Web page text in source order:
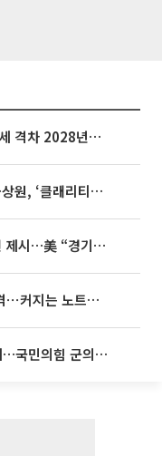
종부세 개편에도…1·3주택 종부세 격차 2028년부터 확대
미국, 가상자산 포괄 규제 속도…상원, ‘클래리티법’ 9월 절차투표 추진
이란, 미국에 호르무즈 합의 조건 제시…美 “경기 아직 안 끝나” [종합]
맥북 품은 삼성에 ‘중국산’ 맹추격⋯커지는 노트북 OLED 시장
우성빈 기장군수 ‘유튜브 정치’에…국민의힘 군의원들 집단 반발